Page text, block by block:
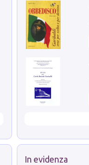
In evidenza